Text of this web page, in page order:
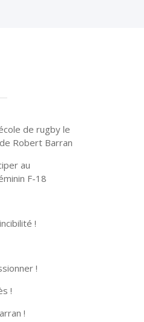
de rugby le
Robert Barran
au
F-18
!
!
!
!